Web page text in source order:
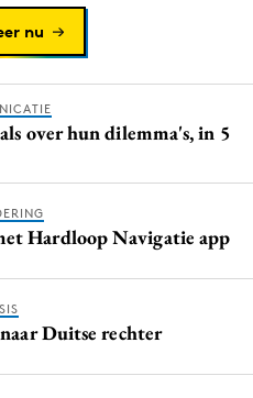
nu
over hun dilemma's, in 5
Hardloop Navigatie app
Duitse rechter